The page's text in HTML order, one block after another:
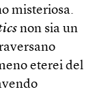
misteriosa.
non sia un
eterei del